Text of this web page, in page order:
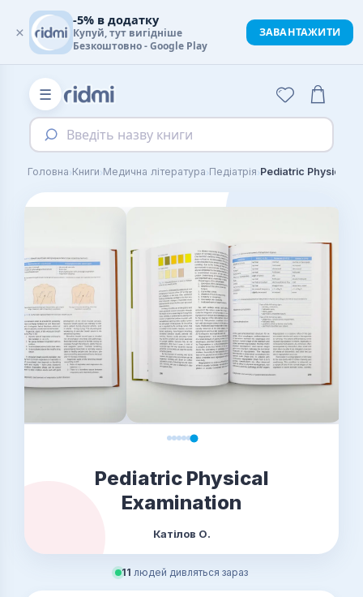
☰
Введіть назву книги
Головна›Книги›Медична література›Педіатрія›Pediatric Physical
Pediatric Physical
Examination
Катілов О.
11 людей дивляться зараз
×
-5% в додатку
Купуй, тут вигідніше
Безкоштовно - Google Play
ЗАВАНТАЖИТИ